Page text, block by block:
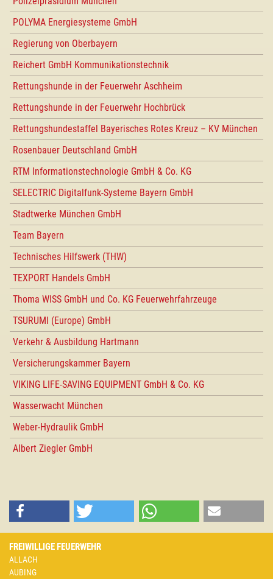
POLYMA Energiesysteme GmbH
Regierung von Oberbayern
Reichert GmbH Kommunikationstechnik
Rettungshunde in der Feuerwehr Aschheim
Rettungshunde in der Feuerwehr Hochbrück
Rettungshundestaffel Bayerisches Rotes Kreuz – KV München
Rosenbauer Deutschland GmbH
RTM Informationstechnologie GmbH & Co. KG
SELECTRIC Digitalfunk-Systeme Bayern GmbH
Stadtwerke München GmbH
Team Bayern
Technisches Hilfswerk (THW)
TEXPORT Handels GmbH
Thoma WISS GmbH und Co. KG Feuerwehrfahrzeuge
TSURUMI (Europe) GmbH
Verkehr & Ausbildung Hartmann
Versicherungskammer Bayern
VIKING LIFE-SAVING EQUIPMENT GmbH & Co. KG
Wasserwacht München
Weber-Hydraulik GmbH
Albert Ziegler GmbH
FREIWILLIGE FEUERWEHR
ALLACH
AUBING